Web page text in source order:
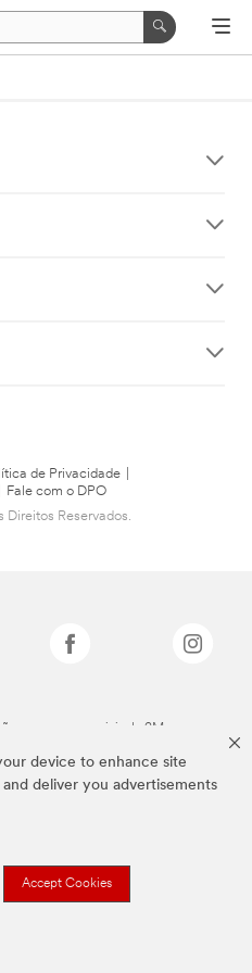
device to enhance site
deliver you advertisements
Accept Cookies
de Privacidade
Fale com o DPO
Reservados.
marcas comerciais da 3M.